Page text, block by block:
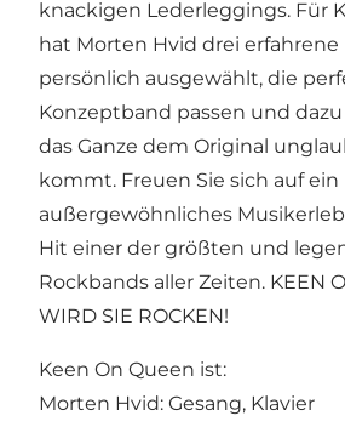
knackigen Lederleggings. Für
hat Morten Hvid drei erfahrene
persönlich ausgewählt, die
Konzeptband passen und
das Ganze dem Original
kommt. Freuen Sie sich auf ein
außergewöhnliches
Hit einer der größten und
Rockbands aller Zeiten. KEEN
WIRD SIE ROCKEN!
Keen On Queen ist:
Morten Hvid: Gesang, Klavier